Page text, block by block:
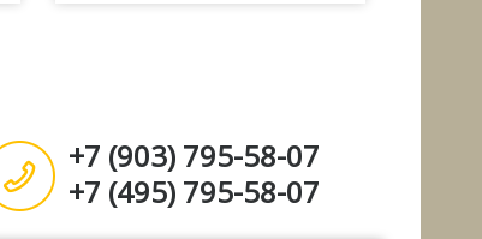
+7 (903) 795-58-07
+7 (495) 795-58-07